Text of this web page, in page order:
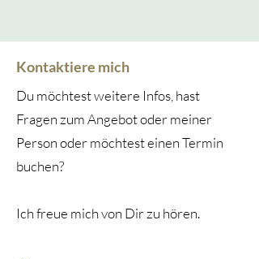
Kontaktiere mich
Du möchtest weitere Infos, hast
Fragen zum Angebot oder meiner
Person oder möchtest einen Termin
buchen?
Ich freue mich von Dir zu hören.​